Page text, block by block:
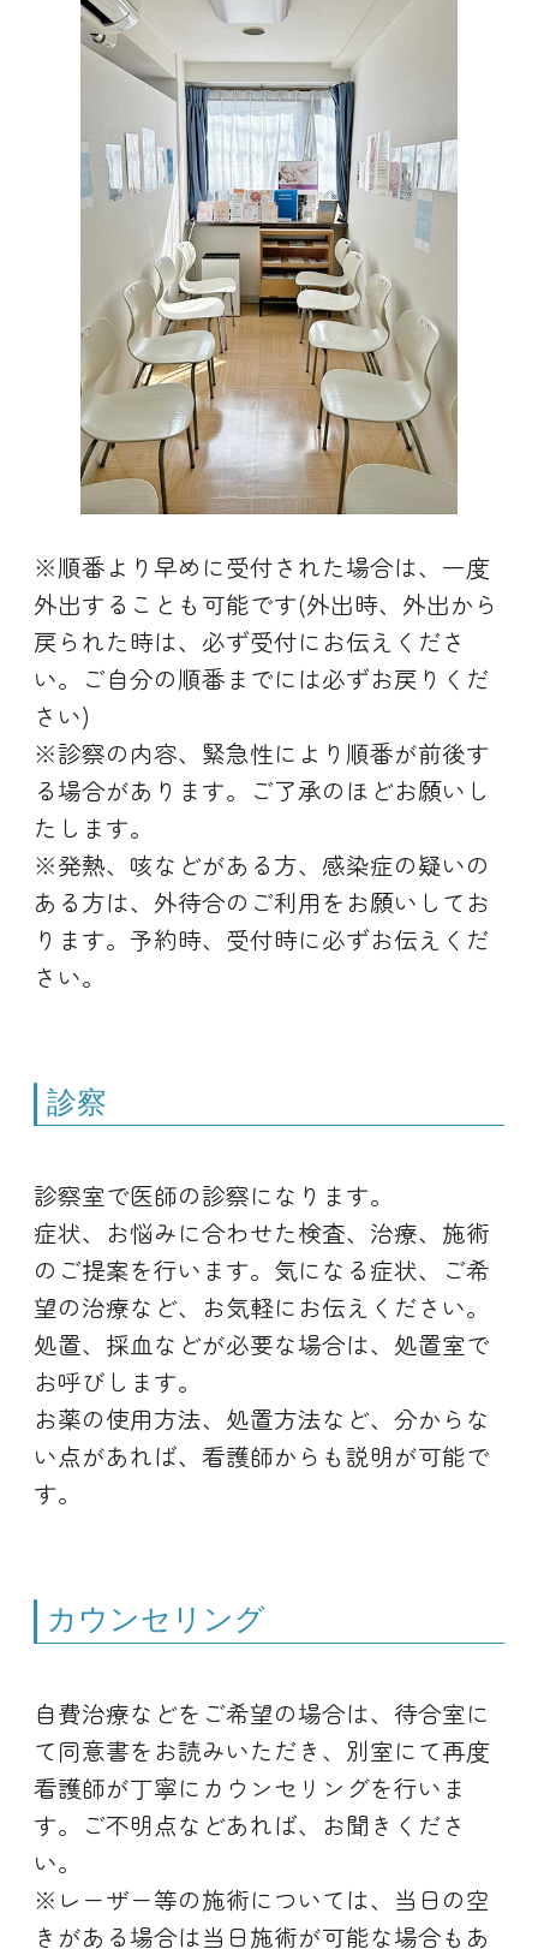
※順番より早めに受付された場合は、一度
外出することも可能です(外出時、外出から
戻られた時は、必ず受付にお伝えくださ
い。ご自分の順番までには必ずお戻りくだ
さい)
※診察の内容、緊急性により順番が前後す
る場合があります。ご了承のほどお願いし
たします。
※発熱、咳などがある方、感染症の疑いの
ある方は、外待合のご利用をお願いしてお
ります。予約時、受付時に必ずお伝えくだ
さい。
診察
診察室で医師の診察になります。
症状、お悩みに合わせた検査、治療、施術
のご提案を行います。気になる症状、ご希
望の治療など、お気軽にお伝えください。
処置、採血などが必要な場合は、処置室で
お呼びします。
お薬の使用方法、処置方法など、分からな
い点があれば、看護師からも説明が可能で
す。
カウンセリング
自費治療などをご希望の場合は、待合室に
て同意書をお読みいただき、別室にて再度
看護師が丁寧にカウンセリングを行いま
す。ご不明点などあれば、お聞きくださ
い。
※レーザー等の施術については、当日の空
きがある場合は当日施術が可能な場合もあ